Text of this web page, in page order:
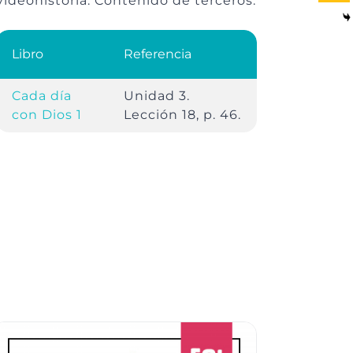
Libro Referencia
Cada día
con Dios 1
Unidad 3.
Lección 18, p. 46.